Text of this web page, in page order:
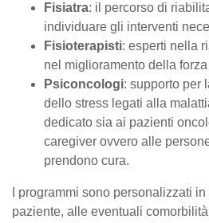
Fisiatra: il percorso di
individuare gli interventi
Fisioterapisti: esperti nella
nel miglioramento della
Psiconcologi: supporto per
dello stress legati alla
dedicato sia ai pazienti
caregiver ovvero alle
prendono cura.
I programmi sono personalizzati in
paziente, alle eventuali